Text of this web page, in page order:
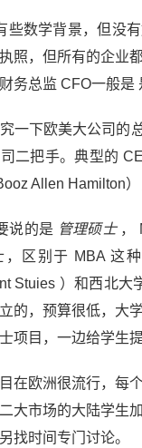
些数学背景，但没
照，但所有的企业
务总监 CFO一般是
一下欧美大公司的
二把手。典型的
Allen Hamilton
说的是 管理硕士，
，区别于 MBA 这
Stuies ）和西北
的，预算很低，大
项目，一边给学生
在欧洲很流行，每
大市场的大陆学生
找时间专门讨论。